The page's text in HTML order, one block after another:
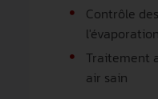
Contrôle
l'évaporation
Traitement
air sain